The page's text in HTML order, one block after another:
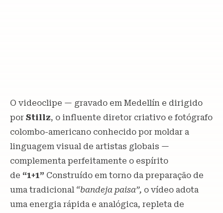
O videoclipe — gravado em Medellín e dirigido
por Stillz, o influente diretor criativo e fotógrafo
colombo-americano conhecido por moldar a
linguagem visual de artistas globais —
complementa perfeitamente o espírito
de “1+1” Construído em torno da preparação de
uma tradicional “bandeja paisa”, o vídeo adota
uma energia rápida e analógica, repleta de